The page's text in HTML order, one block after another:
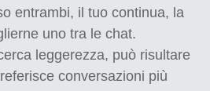
entrambi, il tuo continua, la
uno tra le chat.
leggerezza, può risultare
conversazioni più